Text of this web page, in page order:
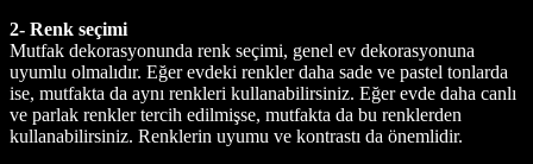
2- Renk seçimi
Mutfak dekorasyonunda renk seçimi, genel ev dekorasyonuna
uyumlu olmalıdır. Eğer evdeki renkler daha sade ve pastel tonlarda
ise, mutfakta da aynı renkleri kullanabilirsiniz. Eğer evde daha canlı
ve parlak renkler tercih edilmişse, mutfakta da bu renklerden
kullanabilirsiniz. Renklerin uyumu ve kontrastı da önemlidir.